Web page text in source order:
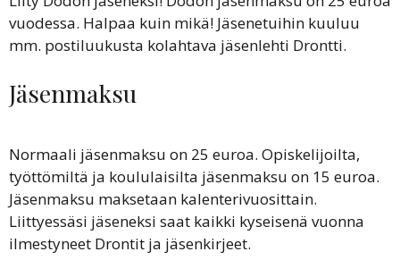
vuodessa. Halpaa kuin mikä! Jäsenetuihin kuuluu
mm. postiluukusta kolahtava jäsenlehti Drontti.
Jäsenmaksu
Normaali jäsenmaksu on 25 euroa. Opiskelijoilta,
työttömiltä ja koululaisilta jäsenmaksu on 15 euroa.
Jäsenmaksu maksetaan kalenterivuosittain.
Liittyessäsi jäseneksi saat kaikki kyseisenä vuonna
ilmestyneet Drontit ja jäsenkirjeet.